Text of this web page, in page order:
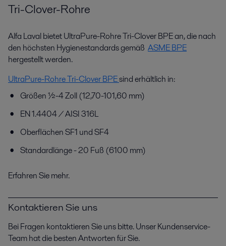
Tri-Clover-Rohre
Alfa Laval bietet UltraPure-Rohre Tri-Clover BPE an, die nach
den höchsten Hygienestandards gemäß ASME BPE
hergestellt werden.
UltraPure-Rohre Tri-Clover BPEsind erhältlich in:
Größen ½-4 Zoll (12,70-101,60 mm)
EN 1.4404 / AISI 316L
Oberflächen SF1 und SF4
Standardlänge - 20 Fuß (6100 mm)
Erfahren Sie mehr.
Kontaktieren Sie uns
Bei Fragen kontaktieren Sie uns bitte. Unser Kundenservice-
Team hat die besten Antworten für Sie.